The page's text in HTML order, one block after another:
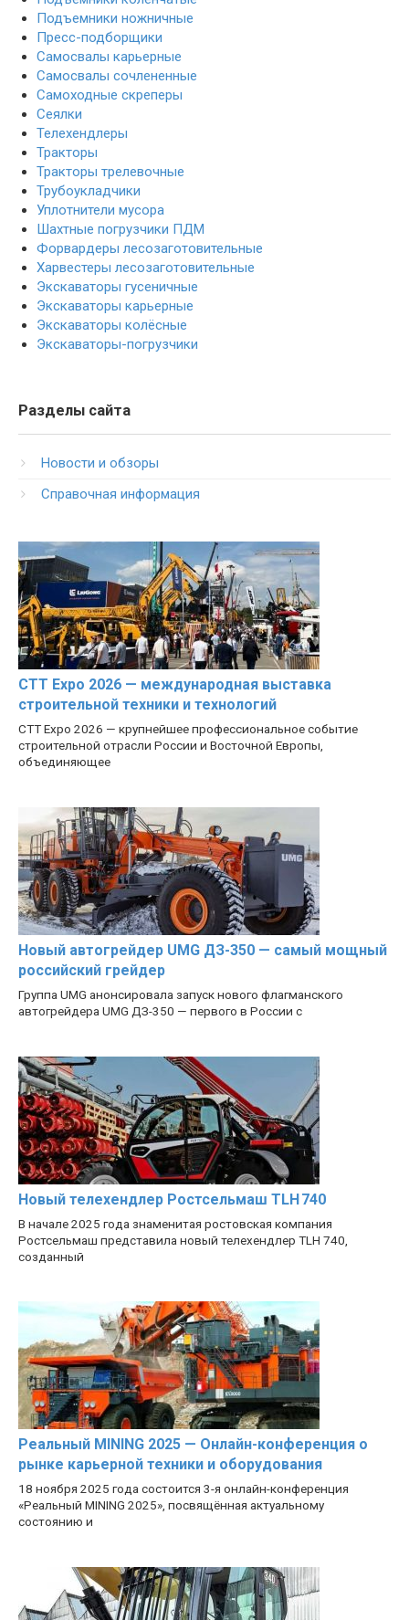
Подъемники ножничные
Пресс-подборщики
Самосвалы карьерные
Самосвалы сочлененные
Самоходные скреперы
Сеялки
Телехендлеры
Тракторы
Тракторы трелевочные
Трубоукладчики
Уплотнители мусора
Шахтные погрузчики ПДМ
Форвардеры лесозаготовительные
Харвестеры лесозаготовительные
Экскаваторы гусеничные
Экскаваторы карьерные
Экскаваторы колёсные
Экскаваторы-погрузчики
Разделы сайта
Новости и обзоры
Справочная информация
CTT Expo 2026 — международная выставка
строительной техники и технологий
CTT Expo 2026 — крупнейшее профессиональное событие
строительной отрасли России и Восточной Европы,
объединяющее
Новый автогрейдер UMG ДЗ-350 — самый мощный
российский грейдер
Группа UMG анонсировала запуск нового флагманского
автогрейдера UMG ДЗ-350 — первого в России с
Новый телехендлер Ростсельмаш TLH 740
В начале 2025 года знаменитая ростовская компания
Ростсельмаш представила новый телехендлер TLH 740,
созданный
Реальный MINING 2025 — Онлайн-конференция о
рынке карьерной техники и оборудования
18 ноября 2025 года состоится 3-я онлайн-конференция
«Реальный MINING 2025», посвящённая актуальному
состоянию и